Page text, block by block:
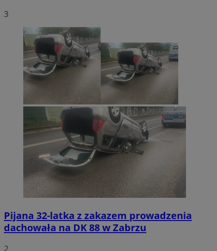
3
Pijana 32-latka z zakazem prowadzenia
dachowała na DK 88 w Zabrzu
2